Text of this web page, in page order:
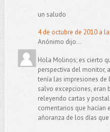
un saludo
4 de octubre de 2010 a
Anónimo dijo...
Hola Molinos; es cierto
perspectiva del monitor,
tenía las impresiones de
salvo excepciones, eran
releyendo cartas y
comentarios que hacían
añoranza de los días